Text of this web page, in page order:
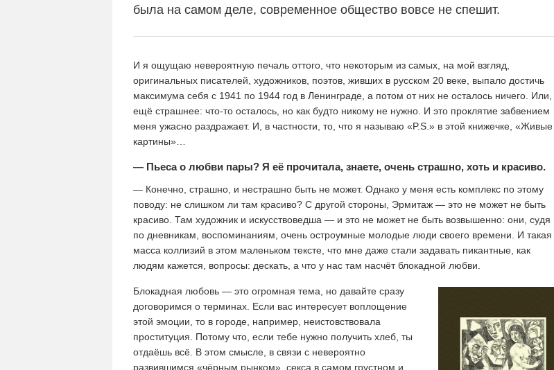
была на самом деле, современное общество вовсе не спешит.
И я ощущаю невероятную печаль оттого, что некоторым из самых, на мой взгляд,
оригинальных писателей, художников, поэтов, живших в русском 20 веке, выпало достичь
максимума себя с 1941 по 1944 год в Ленинграде, а потом от них не осталось ничего. Или,
ещё страшнее: что-то осталось, но как будто никому не нужно. И это проклятие забвением
меня ужасно раздражает. И, в частности, то, что я называю «P.S.» в этой книжечке, «Живые
картины»…
— Пьеса о любви пары? Я её прочитала, знаете, очень страшно, хоть и красиво.
— Конечно, страшно, и нестрашно быть не может. Однако у меня есть комплекс по этому
поводу: не слишком ли там красиво? С другой стороны, Эрмитаж — это не может не быть
красиво. Там художник и искусствоведша — и это не может не быть возвышенно: они, судя
по дневникам, воспоминаниям, очень остроумные молодые люди своего времени. И такая
масса коллизий в этом маленьком тексте, что мне даже стали задавать пикантные, как
людям кажется, вопросы: дескать, а что у нас там насчёт блокадной любви.
Блокадная любовь — это огромная тема, но давайте сразу
договоримся о терминах. Если вас интересует воплощение
этой эмоции, то в городе, например, неистовствовала
проституция. Потому что, если тебе нужно получить хлеб, ты
отдаёшь всё. В этом смысле, в связи с невероятно
развившимся «чёрным рынком», секса в самом грустном и